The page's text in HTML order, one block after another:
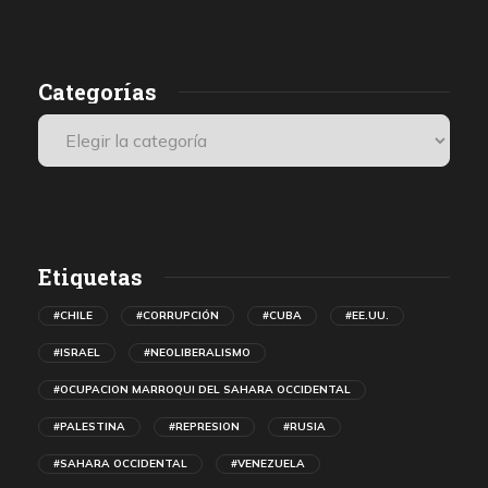
Categorías
Etiquetas
#CHILE #CORRUPCIÓN #CUBA #EE.UU.
#ISRAEL #NEOLIBERALISMO
#OCUPACION MARROQUI DEL SAHARA OCCIDENTAL
#PALESTINA #REPRESION #RUSIA
#SAHARA OCCIDENTAL #VENEZUELA